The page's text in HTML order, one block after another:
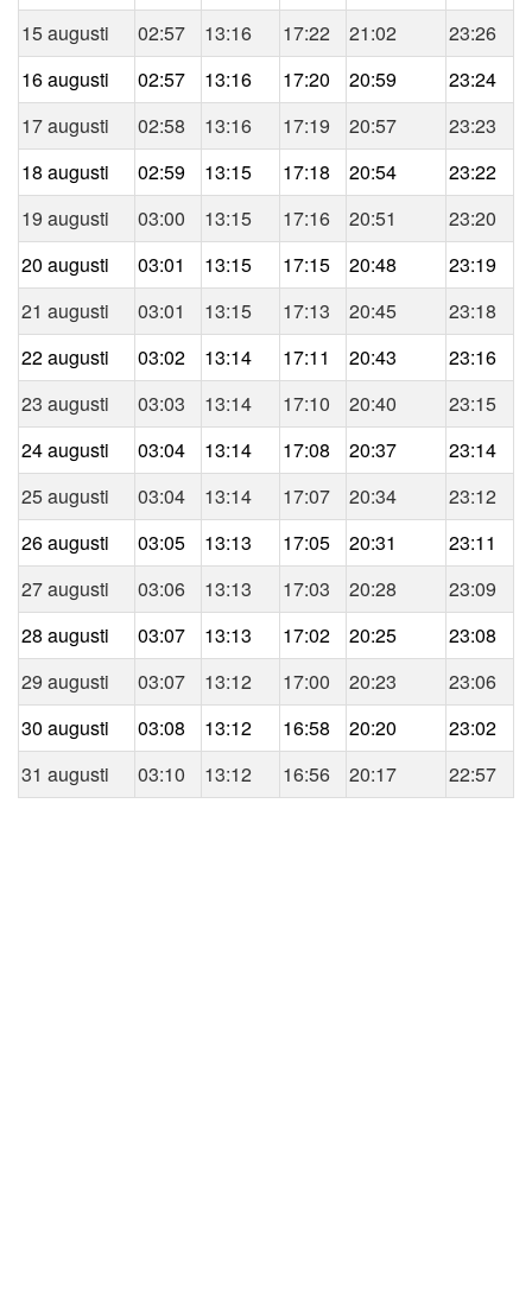
15 augusti 02:57 13:16 17:22 21:02
23:26
16 augusti
02:57 13:16 17:20 20:59
23:24
17 augusti
02:58 13:16 17:19 20:57
23:23
18 augusti
02:59 13:15 17:18 20:54
23:22
19 augusti
03:00 13:15 17:16 20:51
23:20
20 augusti
03:01 13:15 17:15 20:48
23:19
21 augusti
03:01 13:15 17:13 20:45
23:18
22 augusti
03:02 13:14 17:11 20:43
23:16
23 augusti
03:03 13:14 17:10 20:40
23:15
24 augusti
03:04 13:14 17:08 20:37
23:14
25 augusti
03:04 13:14 17:07 20:34
23:12
26 augusti
03:05 13:13 17:05 20:31
23:11
27 augusti
03:06 13:13 17:03 20:28
23:09
28 augusti
03:07 13:13 17:02 20:25
23:08
29 augusti
03:07 13:12 17:00 20:23
23:06
30 augusti
03:08 13:12 16:58 20:20
23:02
31 augusti
03:10 13:12 16:56 20:17 22:57